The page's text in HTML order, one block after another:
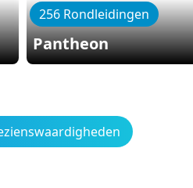
256 Rondleidingen
Pantheon